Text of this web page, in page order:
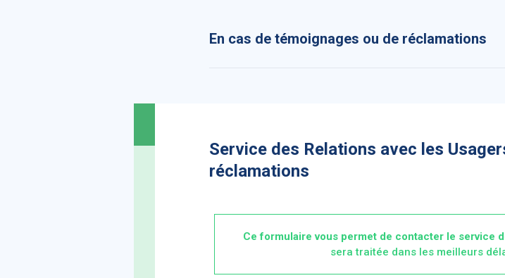
En cas de témoignages ou de réclamations
Service des Relations avec les
réclamations
Ce formulaire vous permet de contacter le service
sera traitée dans les meilleurs